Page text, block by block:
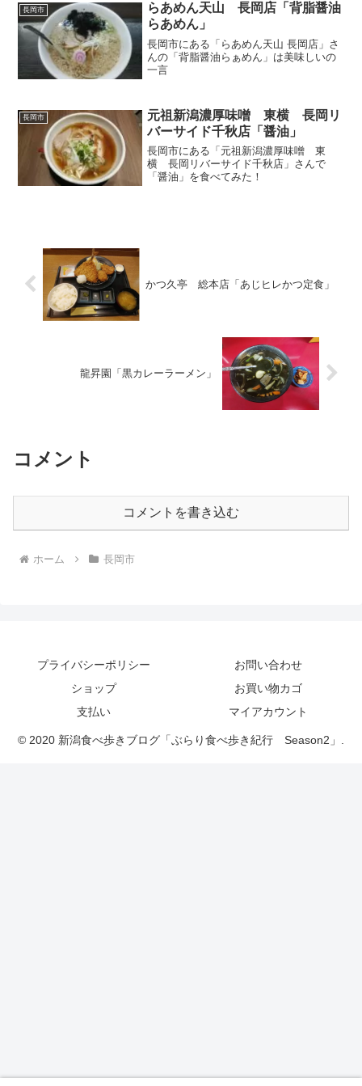
長岡市
らあめん天山 長岡店「背脂醤油
らあめん」
長岡市にある「らあめん天山 長岡店」さ
んの「背脂醤油らぁめん」は美味しいの
一言
長岡市
元祖新潟濃厚味噌 東横 長岡リ
バーサイド千秋店「醤油」
長岡市にある「元祖新潟濃厚味噌 東
横 長岡リバーサイド千秋店」さんで
「醤油」を食べてみた！
かつ久亭 総本店「あじヒレかつ定食」
龍昇園「黒カレーラーメン」
コメント
コメントを書き込む
ホーム 長岡市
プライバシーポリシー
お問い合わせ
ショップ
お買い物カゴ
支払い
マイアカウント
© 2020 新潟食べ歩きブログ「ぶらり食べ歩き紀行 Season2」.